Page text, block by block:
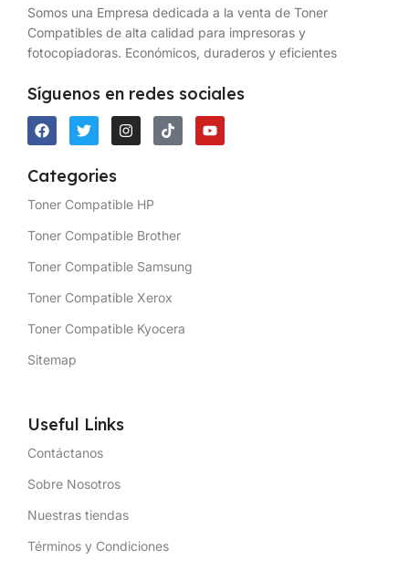
Somos una Empresa dedicada a la venta de Toner
Compatibles de alta calidad para impresoras y
fotocopiadoras. Económicos, duraderos y eficientes
Síguenos en redes sociales
Categories
Toner Compatible HP
Toner Compatible Brother
Toner Compatible Samsung
Toner Compatible Xerox
Toner Compatible Kyocera
Sitemap
Useful Links
Contáctanos
Sobre Nosotros
Nuestras tiendas
Términos y Condiciones